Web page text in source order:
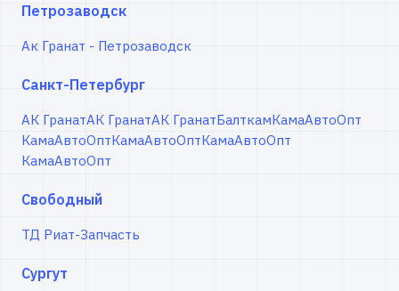
Петрозаводск
Ак Гранат - Петрозаводск
Санкт-Петербург
АК ГранатАК ГранатАК ГранатБалткамКамаАвтоОпт
КамаАвтоОптКамаАвтоОптКамаАвтоОпт
КамаАвтоОпт
Свободный
ТД Риат-Запчасть
Сургут